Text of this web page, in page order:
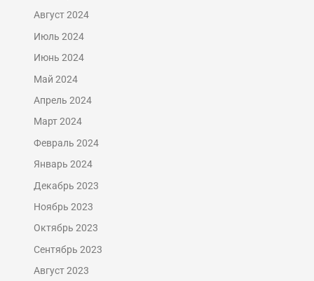
Август 2024
Июль 2024
Июнь 2024
Май 2024
Апрель 2024
Март 2024
Февраль 2024
Январь 2024
Декабрь 2023
Ноябрь 2023
Октябрь 2023
Сентябрь 2023
Август 2023